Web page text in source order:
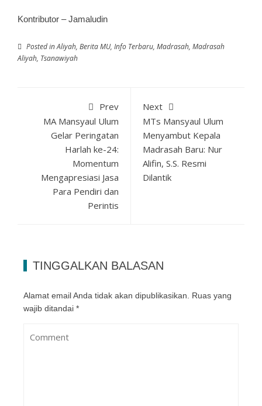
Kontributor – Jamaludin
Posted inAliyah, Berita MU, Info Terbaru, Madrasah, Madrasah
Aliyah, Tsanawiyah
Prev
MA Mansyaul Ulum
Gelar Peringatan
Harlah ke-24:
Momentum
Mengapresiasi Jasa
Para Pendiri dan
Perintis
Next
MTs Mansyaul Ulum
Menyambut Kepala
Madrasah Baru: Nur
Alifin, S.S. Resmi
Dilantik
TINGGALKAN BALASAN
Alamat email Anda tidak akan dipublikasikan.
Ruas yang
wajib ditandai *